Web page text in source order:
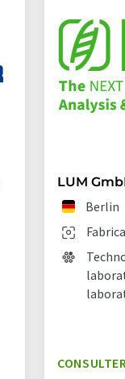
LUM
Berlin